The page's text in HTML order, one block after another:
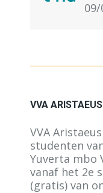
VVA ARISTAEUS
VVA
studenten
Yuverta mbo
vanaf het 2e
(gratis) van